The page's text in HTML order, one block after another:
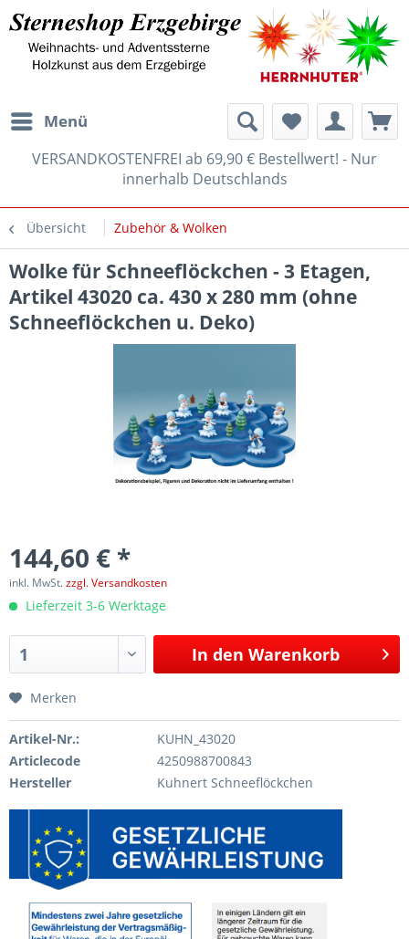
Menü
VERSANDKOSTENFREI ab 69,90 € Bestellwert! - Nur
innerhalb Deutschlands
Übersicht Zubehör & Wolken
Wolke für Schneeflöckchen - 3 Etagen,
Artikel 43020 ca. 430 x 280 mm (ohne
Schneeflöckchen u. Deko)
144,60 € *
inkl. MwSt.zzgl. Versandkosten
Lieferzeit 3-6 Werktage
In den Warenkorb
Merken
Artikel-Nr.:
KUHN_43020
Articlecode
4250988700843
Hersteller
Kuhnert Schneeflöckchen